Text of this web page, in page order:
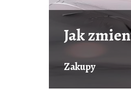
Jak
Zakupy